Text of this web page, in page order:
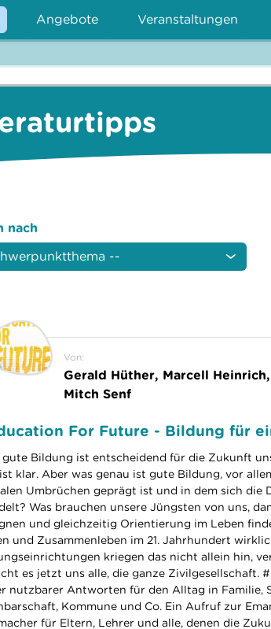
Angebote Veranstaltungen
nach
Von:
Gerald Hüther, Marcell Heinrich,
Mitch Senf
For Future - Bildung für
gute Bildung ist entscheidend für die Zukunft
klar. Aber was genau ist gute Bildung, vor
Umbrüchen geprägt ist und in dem sich die
Was brauchen unsere Jüngsten von uns,
und gleichzeitig Orientierung im Leben
und Zusammenleben im 21. Jahrhundert
kriegen das nicht allein hin,
es jetzt uns alle, die ganze Zivilgesellschaft.
nutzbarer Antworten für den Alltag in Familie,
Kommune und Co. Ein Aufruf zur
für Eltern, Lehrer und alle, denen die